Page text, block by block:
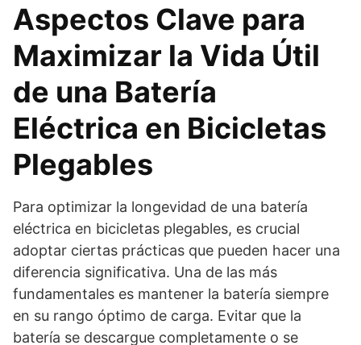
Aspectos Clave para
Maximizar la Vida Útil
de una Batería
Eléctrica en Bicicletas
Plegables
Para optimizar la longevidad de una batería
eléctrica en bicicletas plegables, es crucial
adoptar ciertas prácticas que pueden hacer una
diferencia significativa. Una de las más
fundamentales es mantener la batería siempre
en su rango óptimo de carga. Evitar que la
batería se descargue completamente o se